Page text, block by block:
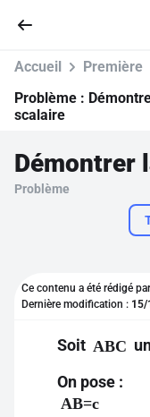
Parcourir
Se connecter
Pour
Accueil Première
Problème :
scalaire
Problème
Ce contenu a été rédigé par
Dernière modification : 15/
Soit ABC
On pose :
AB=c